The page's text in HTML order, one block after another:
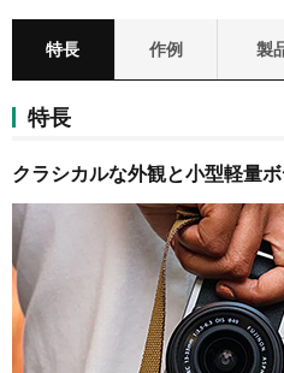
特長 作例 製
特長
クラシカルな外観と小型軽量ボ